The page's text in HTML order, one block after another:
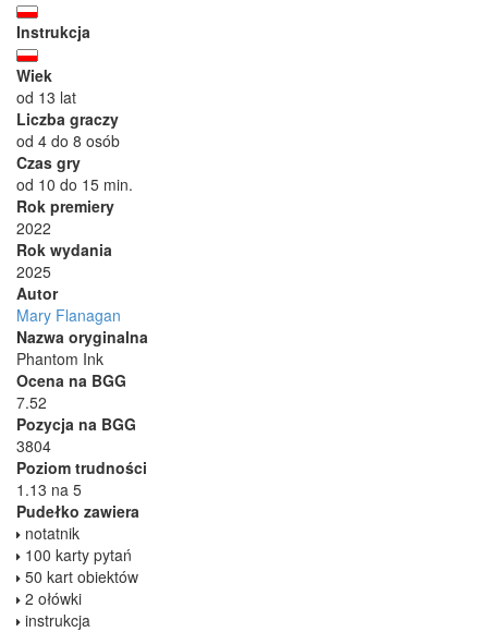
Instrukcja
Wiek
od 13 lat
Liczba graczy
od 4 do 8 osób
Czas gry
od 10 do 15 min.
Rok premiery
2022
Rok wydania
2025
Autor
Mary Flanagan
Nazwa oryginalna
Phantom Ink
Ocena na BGG
7.52
Pozycja na BGG
3804
Poziom trudności
1.13 na 5
Pudełko zawiera
notatnik
100 karty pytań
50 kart obiektów
2 ołówki
instrukcja